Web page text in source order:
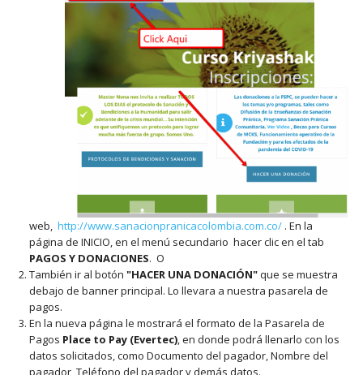
web, http://www.sanacionpranicacolombia.com.co/. En la
página de INICIO, en el menú secundario hacer clic en el tab
PAGOS Y DONACIONES. O
También ir al botón "HACER UNA DONACIÓN"que se muestra
debajo de banner principal. Lo llevara a nuestra pasarela de
pagos.
En la nueva página le mostrará el formato de la Pasarela de
Pagos Place to Pay (Evertec), en donde podrá llenarlo con los
datos solicitados, como Documento del pagador, Nombre del
pagador, Teléfono del pagador y demás datos.